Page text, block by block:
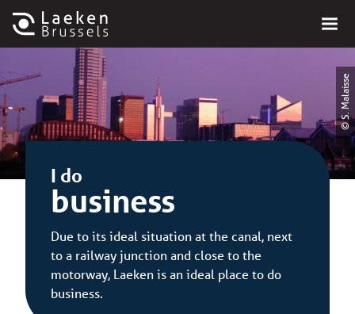
© S. Malaisse
I do
business
Due to its ideal situation at the canal, next
to a railway junction and close to the
motorway, Laeken is an ideal place to do
business.